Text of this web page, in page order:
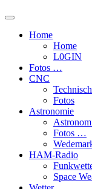
Toggle
search
field
Home
Home
L​0​​GIN
Fotos …
CNC
Fotos
Astronomie
Fotos …
HAM-Radio
Space